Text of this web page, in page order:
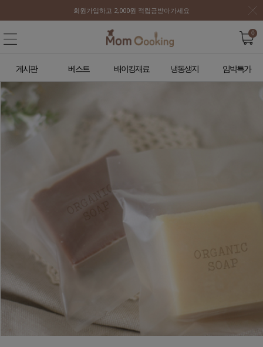
회원가입하고 2,000원 적립금받아가세요
0
게시판 베스트 배이킹재료 냉동생지 임박특가